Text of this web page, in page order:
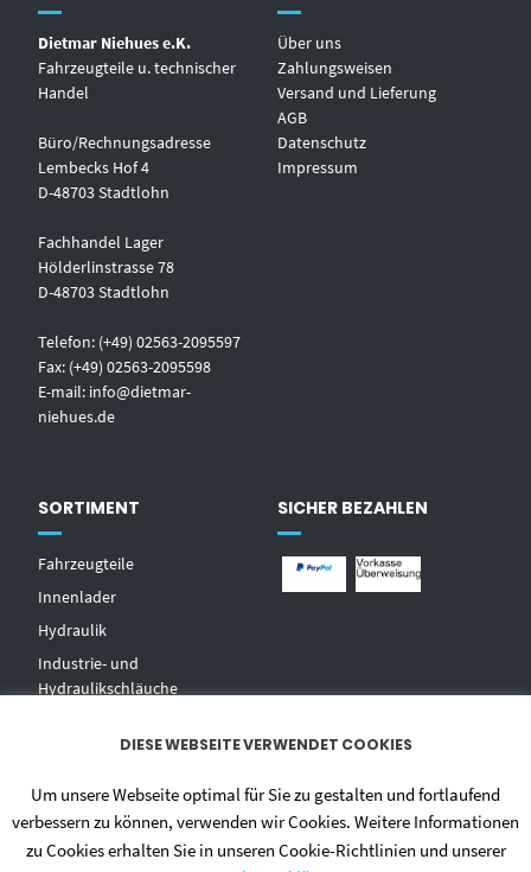
Dietmar Niehues e.K.
Fahrzeugteile u. technischer
Handel
Büro/Rechnungsadresse
Lembecks Hof 4
D-48703 Stadtlohn
Fachhandel Lager
Hölderlinstrasse 78
D-48703 Stadtlohn
Telefon: (+49) 02563-2095597
Fax: (+49) 02563-2095598
E-mail: info@dietmar-
niehues.de
Über uns
Zahlungsweisen
Versand und Lieferung
AGB
Datenschutz
Impressum
SORTIMENT
Fahrzeugteile
Innenlader
Hydraulik
Industrie- und
Hydraulikschläuche
Zentralschmierungen
Hochdruckwaschgeräte und
SICHER BEZAHLEN
DIESE WEBSEITE VERWENDET COOKIES
Um unsere Webseite optimal für Sie zu gestalten und fortlaufend
verbessern zu können, verwenden wir Cookies. Weitere Informationen
zu Cookies erhalten Sie in unseren Cookie-Richtlinien und unserer